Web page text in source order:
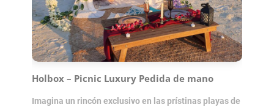
Holbox – Picnic Luxury Pedida de mano
Imagina un rincón exclusivo en las prístinas playas de